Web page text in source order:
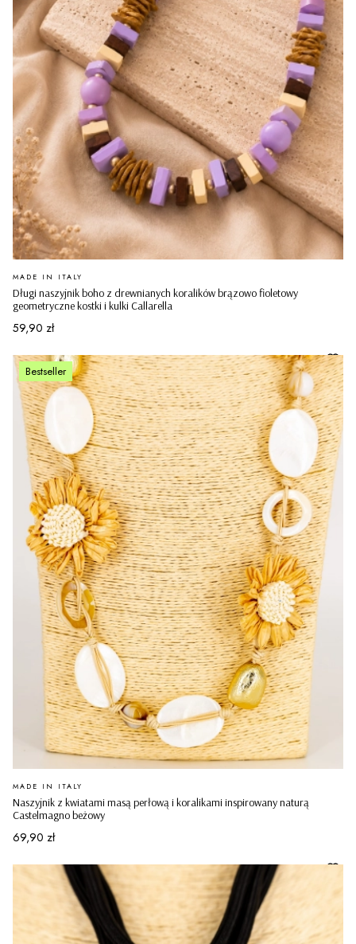
Długi naszyjnik boho z drewnianych koralików brązowo fioletowy
geometryczne kostki i kulki Callarella
PRODUCENT
MADE IN ITALY
Cena
59,90 zł
Bestseller
Naszyjnik z kwiatami masą perłową i koralikami inspirowany naturą
Castelmagno beżowy
PRODUCENT
MADE IN ITALY
Cena
69,90 zł